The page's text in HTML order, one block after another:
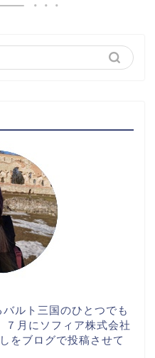
ルト三国のひとつでも
７月に ソフィア株式会社
をブログで投稿させて